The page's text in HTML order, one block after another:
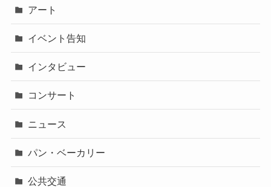
アート
イベント告知
インタビュー
コンサート
ニュース
パン・ベーカリー
公共交通